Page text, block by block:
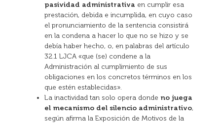
pasividad administrativa en cumplir esa
prestación, debida e incumplida, en cuyo caso
el pronunciamiento de la sentencia consistirá
en la condena a hacer lo que no se hizo y se
debía haber hecho, o, en palabras del artículo
32.1 LJCA «que (se) condene a la
Administración al cumplimiento de sus
obligaciones en los concretos términos en los
que estén establecidas».
La inactividad tan solo opera donde no juega
el mecanismo del silencio administrativo,
según afirma la Exposición de Motivos de la